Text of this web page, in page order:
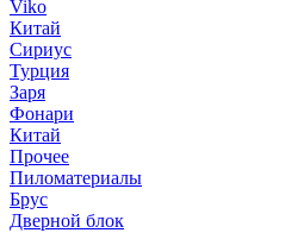
Viko
Китай
Сириус
Турция
Заря
Фонари
Китай
Прочее
Пиломатериалы
Брус
Дверной блок